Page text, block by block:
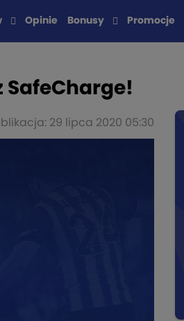
Opinie Bonusy Promocje
SafeCharge!
29 lipca 2020 05:30